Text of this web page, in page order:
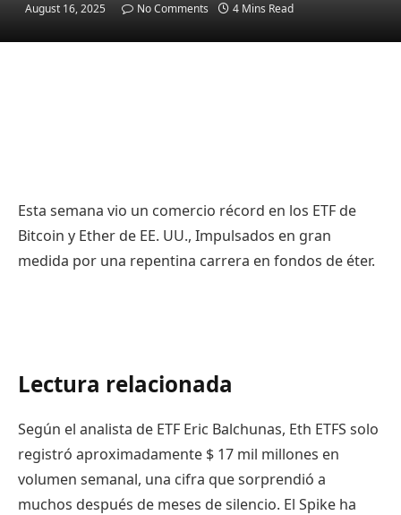
August 16, 2025 No Comments 4 Mins Read
Esta semana vio un comercio récord en los ETF de
Bitcoin y Ether de EE. UU., Impulsados en gran
medida por una repentina carrera en fondos de éter.
Lectura relacionada
Según el analista de ETF Eric Balchunas, Eth ETFS solo
registró aproximadamente $ 17 mil millones en
volumen semanal, una cifra que sorprendió a
muchos después de meses de silencio. El Spike ha